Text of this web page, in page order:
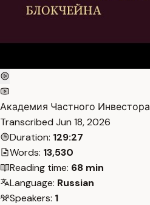
Академия Частного Инвестора
Transcribed Jun 18, 2026
Duration: 129:27
Words: 13,530
Reading time: 68 min
Language: Russian
Speakers: 1